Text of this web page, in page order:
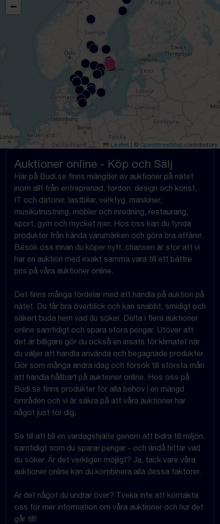
−
Leaflet © OpenStreetMap contributors
Auktioner online - Köp och Sälj
Här på Budi.se finns mängder av auktioner på nätet
inom allt från entreprenad, fordon, design och konst,
IT och datorer, lastbilar, verktyg, maskiner,
musikutrustning, möbler och inredning, restaurang,
sport, gym och mycket mer. Hos oss kan du fynda
produkter från kända varumärken och göra bra affärer.
Besök oss innan du köper nytt, chansen är stor att vi
har en auktion med exakt samma vara till ett bättre
pris på våra auktioner online.
Det finns många fördelar med att handla på auktion på
nätet. Du får bra överblick och kan snabbt, smidigt och
säkert buda hem vad du söker. Delta i flera auktioner
online samtidigt och spara stora pengar. Utöver att
det är billigare gör du också en insats för klimatet när
du väljer att handla använda och begagnade produkter.
Gör som många andra idag och försök till största mån
att handla hållbart på auktioner online. Hos oss på
Budi.se finns produkter för alla behov i en mängd
områden och vi är säkra på att våra auktioner har
något just för dig.
Se till att bli en vardagshjälte genom att bidra till miljön,
samtidigt som du sparar pengar - och ändå hittar vad
du söker. Är det verkligen möjligt? Ja, tack vare våra
auktioner online kan du kombinera alla dessa faktorer.
Är det något du undrar över? Tveka inte att kontakta
oss för mer information om våra auktioner och hur det
går till!